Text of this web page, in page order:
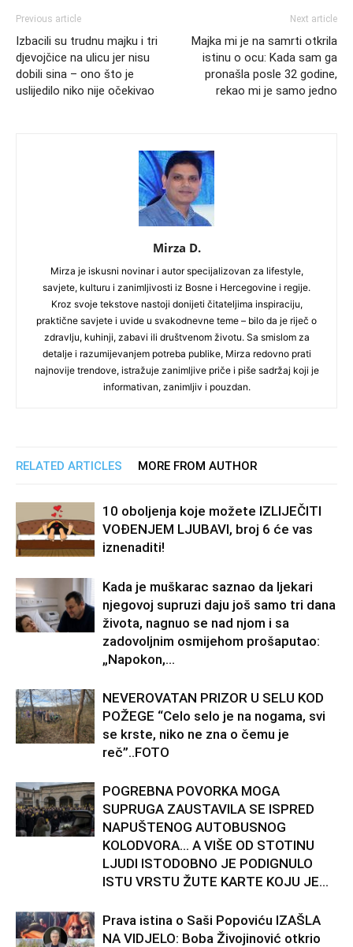
Previous article
Izbacili su trudnu majku i tri
djevojčice na ulicu jer nisu
dobili sina – ono što je
uslijedilo niko nije očekivao
Next article
Majka mi je na samrti otkrila
istinu o ocu: Kada sam ga
pronašla posle 32 godine,
rekao mi je samo jedno
Mirza D.
Mirza je iskusni novinar i autor specijalizovan za lifestyle,
savjete, kulturu i zanimljivosti iz Bosne i Hercegovine i regije.
Kroz svoje tekstove nastoji donijeti čitateljima inspiraciju,
praktične savjete i uvide u svakodnevne teme – bilo da je riječ o
zdravlju, kuhinji, zabavi ili društvenom životu. Sa smislom za
detalje i razumijevanjem potreba publike, Mirza redovno prati
najnovije trendove, istražuje zanimljive priče i piše sadržaj koji je
informativan, zanimljiv i pouzdan.
RELATED ARTICLES MORE FROM AUTHOR
10 oboljenja koje možete IZLIJEČITI
VOĐENJEM LJUBAVI, broj 6 će vas
iznenaditi!
Kada je muškarac saznao da ljekari
njegovoj supruzi daju još samo tri dana
života, nagnuo se nad njom i sa
zadovoljnim osmijehom prošaputao:
„Napokon,...
NEVEROVATAN PRIZOR U SELU KOD
POŽEGE “Celo selo je na nogama, svi
se krste, niko ne zna o čemu je
reč”..FOTO
POGREBNA POVORKA MOGA
SUPRUGA ZAUSTAVILA SE ISPRED
NAPUŠTENOG AUTOBUSNOG
KOLODVORA… A VIŠE OD STOTINU
LJUDI ISTODOBNO JE PODIGNULO
ISTU VRSTU ŽUTE KARTE KOJU JE...
Prava istina o Saši Popoviću IZAŠLA
NA VIDJELO: Boba Živojinović otkrio